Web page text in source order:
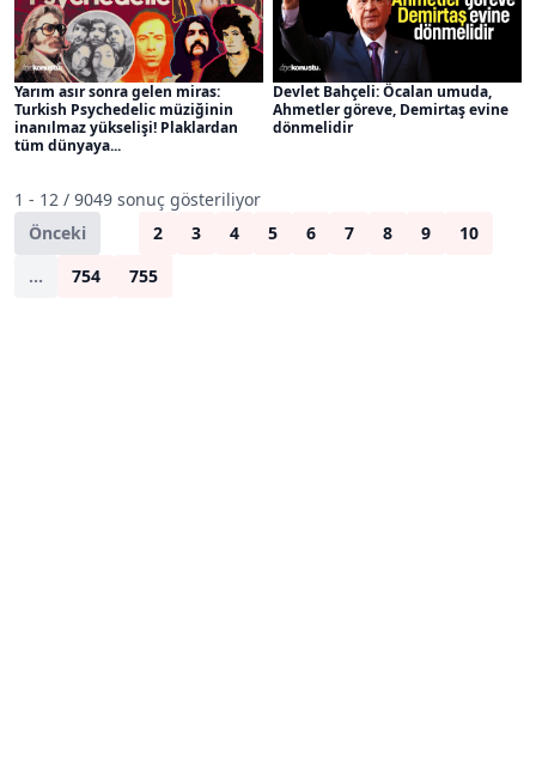
Yarım asır sonra gelen miras:
Turkish Psychedelic müziğinin
inanılmaz yükselişi! Plaklardan
tüm dünyaya...
Devlet Bahçeli: Öcalan umuda,
Ahmetler göreve, Demirtaş evine
dönmelidir
1 - 12 / 9049 sonuç gösteriliyor
Önceki
2 3 4 5 6 7 8 9
10
...
754 755